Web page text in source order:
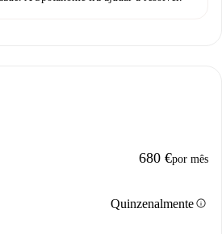
680 €por mês
Quinzenalmenteinfo